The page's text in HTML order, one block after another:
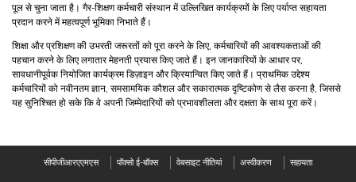
पूल से चुना जाता है। गैर-शिक्षण कर्मचारी संस्थान में उल्लिखित कार्यक्रमों के लिए पर्याप्त सहायता
प्रदान करने में महत्वपूर्ण भूमिका निभाते हैं।
शिक्षा और प्रशिक्षण की उभरती जरूरतों को पूरा करने के लिए, कर्मचारियों की आवश्यकताओं की
पहचान करने के लिए लगातार मेहनती प्रयास किए जाते हैं। इन जानकारियों के आधार पर,
सावधानीपूर्वक नियोजित कार्यक्रम डिज़ाइन और क्रियान्वित किए जाते हैं। प्राथमिक उद्देश्य
कर्मचारियों को नवीनतम ज्ञान, समसामयिक कौशल और सकारात्मक दृष्टिकोण से लैस करना है, जिससे
यह सुनिश्चित हो सके कि वे अपनी जिम्मेदारियों को प्रभावशीलता और दक्षता के साथ पूरा करें।
सीपीजीआरएएमएस पॉक्सो ई-बॉक्स वेबसाइट नीतियां अस्वीकरण सहायता